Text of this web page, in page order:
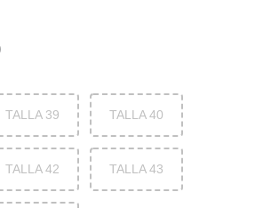
TALLA 39 TALLA 40
TALLA 42 TALLA 43